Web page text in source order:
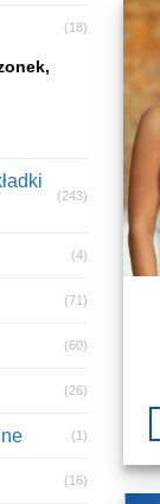
(18)
(243)
(4)
(71)
(60)
(26)
(1)
(16)